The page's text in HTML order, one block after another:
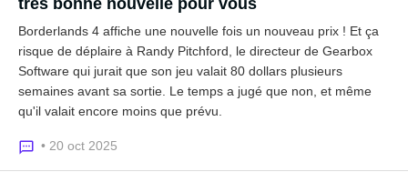
Borderlands 4 affiche une nouvelle fois un nouveau prix ! Et ça
risque de déplaire à Randy Pitchford, le directeur de Gearbox
Software qui jurait que son jeu valait 80 dollars plusieurs
semaines avant sa sortie. Le temps a jugé que non, et même
qu'il valait encore moins que prévu.
• 20 oct 2025